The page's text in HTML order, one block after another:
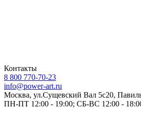
Контакты
8 800 770-70-23
info@power-art.ru
Москва, ул.Сущевский Вал 5с20,
ПН-ПТ 12:00 - 19:00; СБ-ВС 12:00 -